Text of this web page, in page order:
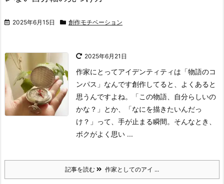
2025年6月15日 創作モチベーション
2025年6月21日
作家にとってアイデンティティは「物語のコ
ンパス」なんです創作してると、よくあると
思うんですよね。
「この物語、自分らしいの
かな？」とか、「なにを描きたいんだっ
け？」って、手が止まる瞬間。 そんなとき、
ボクがよく思い ...
記事を読む 作家としてのアイ ...